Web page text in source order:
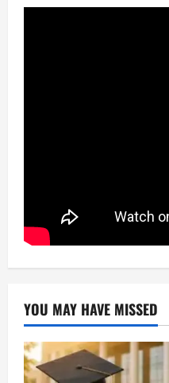
YOU MAY HAVE MISSED